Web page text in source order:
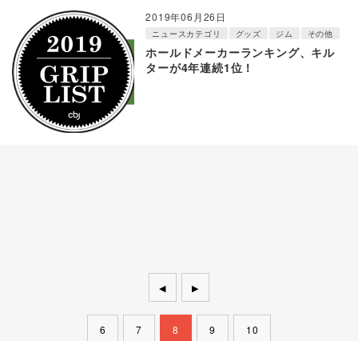
2019年06月26日
ニュースカテゴリ グッズ ジム その他
ホールドメーカーランキング、キル
ターが4年連続1位！
◀ ▶
6 7 8 9 10